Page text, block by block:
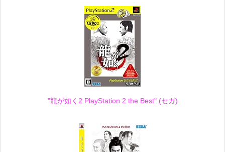
"龍が如く2 PlayStation 2 the Best" (セガ)